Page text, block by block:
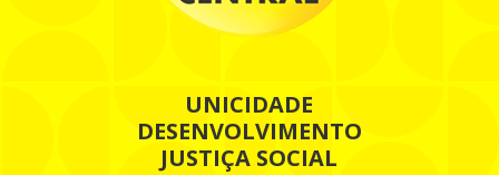
UNICIDADE
DESENVOLVIMENTO
JUSTIÇA SOCIAL